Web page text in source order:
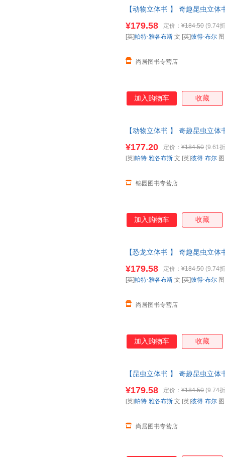
【动物立体书 】 奇趣昆虫立
请放心下单，本店所有商品均
¥179.58 定价： ¥184.50 (9.74
尚居图书专营店
[英]帕特·雅各布斯 文 [英]彼得·布尔
加入购物车 收藏
【动物立体书 】 奇趣昆虫立
票 如需请联系在线客服
¥177.20 定价： ¥184.50 (9.61
锦园图书专营店
[英]帕特·雅各布斯 文 [英]彼得·布尔
加入购物车 收藏
【恐龙立体书 】 奇趣昆虫立
请放心下单，本店所有商品均
¥179.58 定价： ¥184.50 (9.74
尚居图书专营店
[英]帕特·雅各布斯 文 [英]彼得·布尔
加入购物车 收藏
【昆虫立体书 】 奇趣昆虫立
请放心下单，本店所有商品均
¥179.58 定价： ¥184.50 (9.74
尚居图书专营店
[英]帕特·雅各布斯 文 [英]彼得·布尔